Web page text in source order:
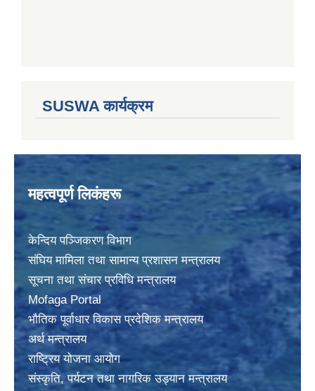
SUSWA कार्यक्रम
महत्वपूर्ण लिकंहरू
केन्दिय पञ्जिकरण विभाग
संघिय मामिला तथा सामान्य प्रशासन मन्त्रालय
सूचना तथा संचार प्रविधि मन्त्रालय
Mofaga Portal
भाैतिक पूर्वाधार विकास प्रदेशिक मन्त्रालय
अर्थ मन्त्रालय
राष्ट्रिय योजना आयोग
संस्कृति, पर्यटन तथा नागरिक उड्यान मन्त्रालय